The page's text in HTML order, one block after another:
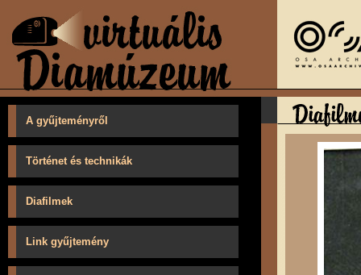
A gyűjteményről
Történet és technikák
Diafilmek
Link gyűjtemény